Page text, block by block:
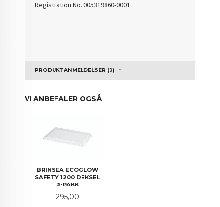
Registration No. 005319860-0001.
PRODUKTANMELDELSER (0)
VI ANBEFALER OGSÅ
BRINSEA ECOGLOW
SAFETY 1200 DEKSEL
3-PAKK
Pris
295,00